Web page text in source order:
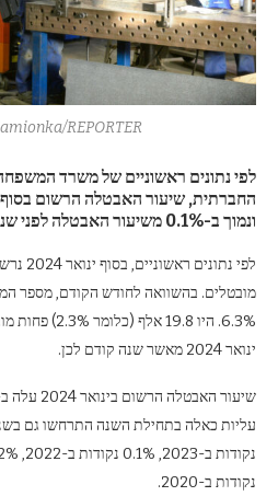
REPORTER
לפי נתונים ראשוניים של משרד
ונמוך ב-0.1% משיעור האבטלה לפני שנה (כלומר בסוף ינואר 2023).
6.3%. היו 19.8
ינואר 2024 מאשר שנה קודם לכן.
נקודות ב-2020.